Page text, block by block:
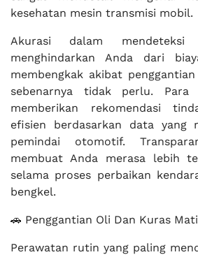
kesehatan mesin transmisi mobil.
Akurasi dalam mendeteksi
menghindarkan Anda dari
membengkak akibat
sebenarnya tidak perlu.
memberikan rekomendasi
efisien berdasarkan data yang
pemindai otomotif.
membuat Anda merasa lebih
selama proses perbaikan
bengkel.
🚗 Penggantian Oli Dan Kuras
Perawatan rutin yang paling